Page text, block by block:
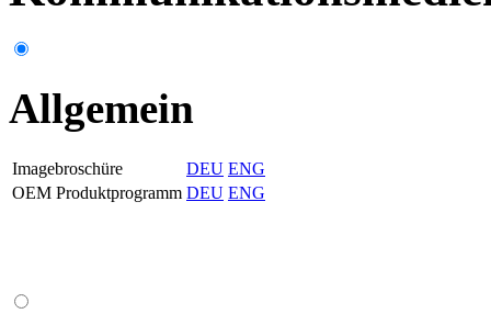
Allgemein
Imagebroschüre DEU ENG
OEM Produktprogramm DEU ENG